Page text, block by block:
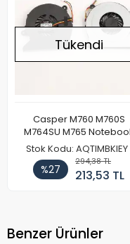
Tükendi
Casper M760 M760S
M764SU M765
Cpu Fan
Stok Kodu: AQTIMBKIEY
%27
294,38 TL
213,53 TL
Benzer Ürünler